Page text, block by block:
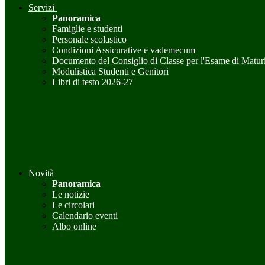
Servizi
Panoramica
Famiglie e studenti
Personale scolastico
Condizioni Assicurative e vademecum
Documento del Consiglio di Classe per l'Esame di
Modulistica Studenti e Genitori
Libri di testo 2026-27
Novità
Panoramica
Le notizie
Le circolari
Calendario eventi
Albo online